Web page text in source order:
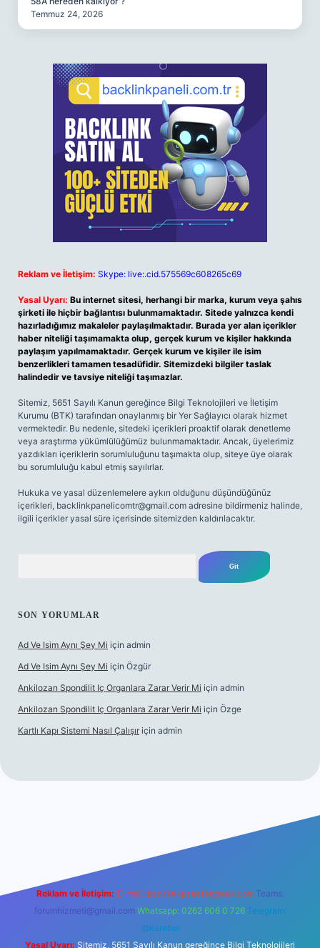
Temmuz 24, 2026
Reklam ve İletişim: Skype: live:.cid.575569c608265c69
Yasal Uyarı: Bu internet sitesi, herhangi bir marka, kurum veya şahıs
şirketi ile hiçbir bağlantısı bulunmamaktadır. Sitede yalnızca kendi
hazırladığımız makaleler paylaşılmaktadır. Burada yer alan içerikler
haber niteliği taşımamakta olup, gerçek kurum ve kişiler hakkında
paylaşım yapılmamaktadır. Gerçek kurum ve kişiler ile isim
benzerlikleri tamamen tesadüfidir. Sitemizdeki bilgiler taslak
halindedir ve tavsiye niteliği taşımazlar.
Sitemiz, 5651 Sayılı Kanun gereğince Bilgi Teknolojileri ve İletişim
Kurumu (BTK) tarafından onaylanmış bir Yer Sağlayıcı olarak hizmet
vermektedir. Bu nedenle, sitedeki içerikleri proaktif olarak denetleme
veya araştırma yükümlülüğümüz bulunmamaktadır. Ancak, üyelerimiz
yazdıkları içeriklerin sorumluluğunu taşımakta olup, siteye üye olarak
bu sorumluluğu kabul etmiş sayılırlar.
Hukuka ve yasal düzenlemelere aykırı olduğunu düşündüğünüz
içerikleri, backlinkpanelicomtr@gmail.com adresine bildirmeniz halinde,
ilgili içerikler yasal süre içerisinde sitemizden kaldırılacaktır.
SON YORUMLAR
Ad Ve Isim Aynı Şey Mi için admin
Ad Ve Isim Aynı Şey Mi için Özgür
Ankilozan Spondilit Iç Organlara Zarar Verir Mi için admin
Ankilozan Spondilit Iç Organlara Zarar Verir Mi için Özge
Kartlı Kapı Sistemi Nasıl Çalışır için admin
Reklam ve İletişim: E-mail: backlinkpaneli@gmail.com Teams:
forumhizmeti@gmail.com Whatsapp: 0262 606 0 726 Telegram:
@karabul
Yasal Uyarı: Sitemiz, 5651 Sayılı Kanun gereğince Bilgi Teknolojileri